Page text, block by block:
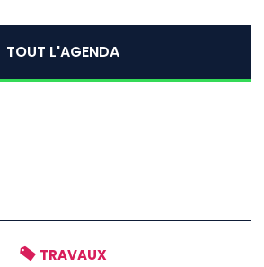
TOUT L'AGENDA
TRAVAUX